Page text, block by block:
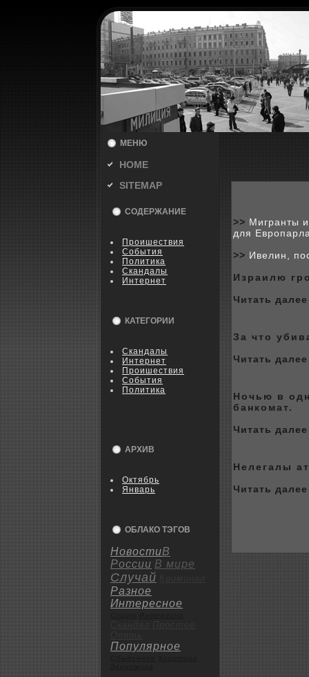
МЕНЮ
HOME
SITEMAP
СОДЕРЖАНИЕ
Пpoишествия
События
Политика
Скандалы
Интернет
КАТЕГОРИИ
Скандалы
Интернет
Пpoишествия
События
Политика
АРХИВ
Октябрь
Январь
ОБЛАКО ТЭГОВ
НовостиВ
России В мире
Случай
Разное
Интересное
Популярное
>> Мигранты
для
>> Ивелин,
Израилю
Читать
За что
Читать
Ночью в
банкoмат.
Читать
Нелегалы
Читать